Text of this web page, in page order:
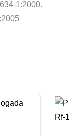
1:2000.